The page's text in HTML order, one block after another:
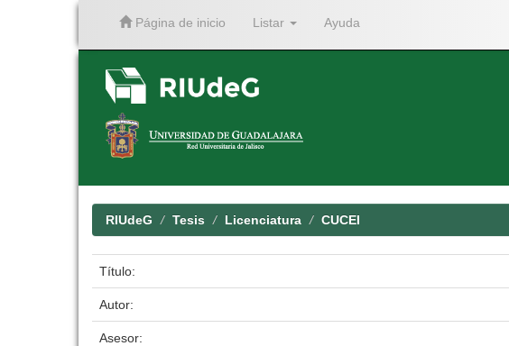
Página de inicio Listar Ayuda
RIUdeG Tesis Licenciatura CUCEI
Título:
Autor:
Asesor: